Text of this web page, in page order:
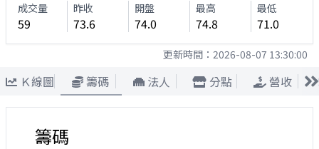
成交量
59
昨收
73.6
開盤
74.0
最高
74.8
最低
71.0
更新時間： 2026-08-07 13:30:00
Ｋ線圖 籌碼 法人 分點 營收
籌碼